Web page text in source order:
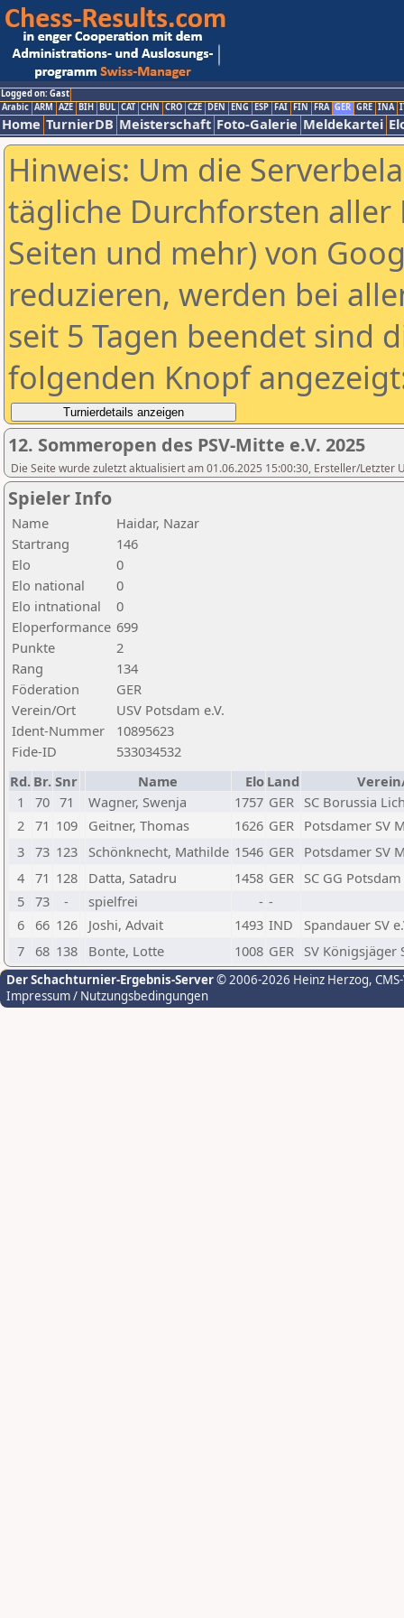
Logged on: Gast
Arabic ARM AZE BIH BUL CAT CHN CRO CZE DEN ENG ESP FAI FIN FRA GER GRE INA
Home TurnierDB Meisterschaft Foto-Galerie Meldekartei
Hinweis: Um die
tägliche Durchforsten aller
Seiten und mehr) von
reduzieren, werden bei
seit 5 Tagen beendet sind
folgenden Knopf
12. Sommeropen des PSV-Mitte e.V. 2025
Die Seite wurde zuletzt aktualisiert am 01.06.2025 15:00:30, Ersteller/Letzter
Spieler Info
Name
Haidar, Nazar
Startrang
146
Elo
0
Elo national
0
Elo intnational
0
Eloperformance 699
Punkte
2
Rang
134
Föderation
GER
Verein/Ort
USV Potsdam e.V.
Ident-Nummer
10895623
Fide-ID
533034532
Rd. Br. Snr Name Elo Land
1
70 71 Wagner, Swenja 1757 GER SC Borussia
2
71 109 Geitner, Thomas 1626 GER Potsdamer SV
3
73 123 Schönknecht, Mathilde 1546 GER Potsdamer SV
4
71 128 Datta, Satadru 1458 GER SC GG Potsdam
5
73 - spielfrei - -
6
66 126 Joshi, Advait 1493 IND
Spandauer SV
7
68 138 Bonte, Lotte 1008 GER SV Königsjäger
Der Schachturnier-Ergebnis-Server© 2006-2026 Heinz Herzog,
Impressum / Nutzungsbedingungen